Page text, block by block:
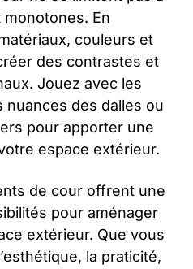
En
couleurs et
des contrastes et
Jouez avec les
des dalles ou
pour apporter une
espace extérieur.
de cour offrent une
pour aménager
extérieur. Que vous
la praticité,